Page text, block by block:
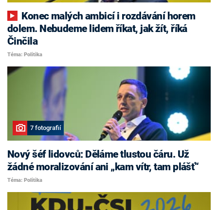
dolem. Nebudeme lidem říkat, jak žít, říká
Činčila
Téma: Politika
7 fotografií
Nový šéf lidovců: Děláme tlustou čáru. Už
žádné moralizování ani „kam vítr, tam plášť“
Téma: Politika